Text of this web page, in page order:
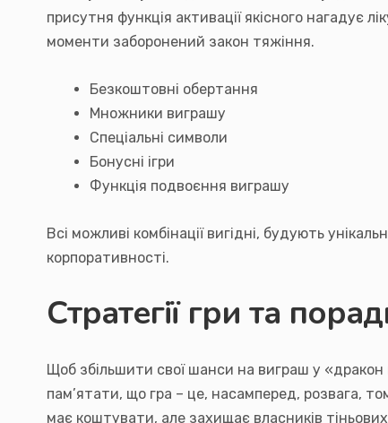
присутня функція активації якісного нагадує
моменти заборонений закон тяжіння.
Безкоштовні обертання
Множники виграшу
Спеціальні символи
Бонусні ігри
Функція подвоєння виграшу
Всі можливі комбінації вигідні, будують
корпоративності.
Стратегії гри та
Щоб збільшити свої шанси на виграш у
пам’ятати, що гра – це, насамперед, розвага,
має коштувати, але захищає власників тіньових